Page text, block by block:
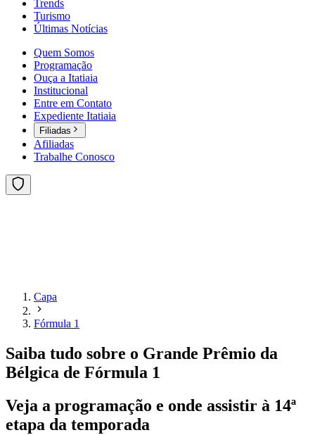
Trends
Turismo
Últimas Notícias
Quem Somos
Programação
Ouça a Itatiaia
Institucional
Entre em Contato
Expediente Itatiaia
Filiadas
Afiliadas
Trabalhe Conosco
Capa
Fórmula 1
Saiba tudo sobre o Grande Prêmio da
Bélgica de Fórmula 1
Veja a programação e onde assistir à 14ª
etapa da temporada